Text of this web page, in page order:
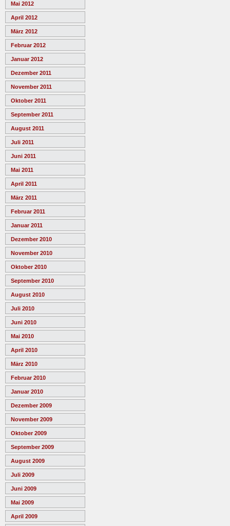
Mai 2012
April 2012
März 2012
Februar 2012
Januar 2012
Dezember 2011
November 2011
Oktober 2011
September 2011
August 2011
Juli 2011
Juni 2011
Mai 2011
April 2011
März 2011
Februar 2011
Januar 2011
Dezember 2010
November 2010
Oktober 2010
September 2010
August 2010
Juli 2010
Juni 2010
Mai 2010
April 2010
März 2010
Februar 2010
Januar 2010
Dezember 2009
November 2009
Oktober 2009
September 2009
August 2009
Juli 2009
Juni 2009
Mai 2009
April 2009